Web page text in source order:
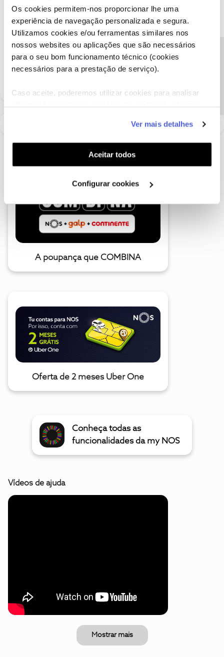
Os cookies permitem-nos proporcionar lhe uma
experiência de navegação personalizada e segura.
Utilizamos cookies e/ou ferramentas similares nos
nossos websites ou aplicações que são necessários
para o seu bom funcionamento técnico (cookies
necessários para a prestação de serviço).
Caso aceite, poderemos utilizar cookies para analisar
funcionalidades (cookies de personalização e
funcionalidade) e adaptar anúncios aos seus interesses
(cookies de publicidade personalizada). Pode gerir a
utilização dos cookies clicando em "Configurar
Ver mais detalhes
Aceitar todos
Configurar cookies
Obrigado
como "Melhor Resposta" e faça "Like" nos melhores comentários.
Siga os perfis da moderação, através da opção "Seguir", para estar
sempre a par das ultimas novidades.
A poupança que COMBINA
Oferta de 2 meses Uber One
Conheça todas as
funcionalidades da my NOS
Vídeos de ajuda
Mostrar mais